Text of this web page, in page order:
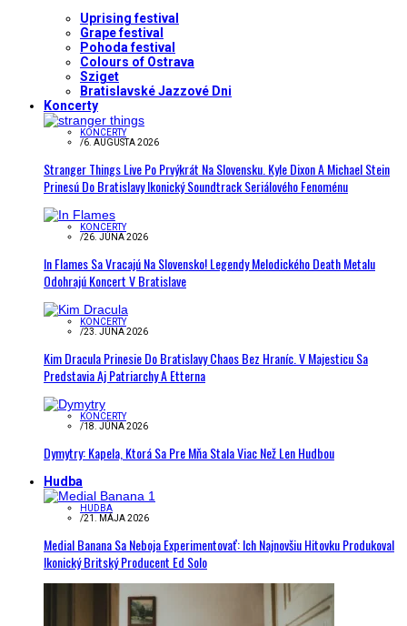
Uprising festival
Grape festival
Pohoda festival
Colours of Ostrava
Sziget
Bratislavské Jazzové Dni
Koncerty
KONCERTY
/6. AUGUSTA 2026
Stranger Things Live Po Prvýkrát Na Slovensku. Kyle Dixon A Michael Stein
Prinesú Do Bratislavy Ikonický Soundtrack Seriálového Fenoménu
KONCERTY
/26. JÚNA 2026
In Flames Sa Vracajú Na Slovensko! Legendy Melodického Death Metalu
Odohrajú Koncert V Bratislave
KONCERTY
/23. JÚNA 2026
Kim Dracula Prinesie Do Bratislavy Chaos Bez Hraníc. V Majesticu Sa
Predstavia Aj Patriarchy A Etterna
KONCERTY
/18. JÚNA 2026
Dymytry: Kapela, Ktorá Sa Pre Mňa Stala Viac Než Len Hudbou
Hudba
HUDBA
/21. MÁJA 2026
Medial Banana Sa Neboja Experimentovať: Ich Najnovšiu Hitovku Produkoval
Ikonický Britský Producent Ed Solo